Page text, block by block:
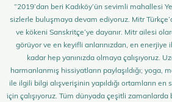
“2019’dan beri Kadıköy’ün sevimli mahallesi
sizlerle buluşmaya devam ediyoruz. Mitr
ve kökeni Sanskritçe’ye dayanır. Mitr ailesi
görüyor ve en keyifli anlarınızdan, en
kadar hep yanınızda olmaya çalışıyoruz.
harmanlanmış hissiyatların paylaşıldığı; yoga,
ile ilgili bilgi alışverişinin yapıldığı ortamların
için çalışıyoruz. Tüm dünyada çeşitli